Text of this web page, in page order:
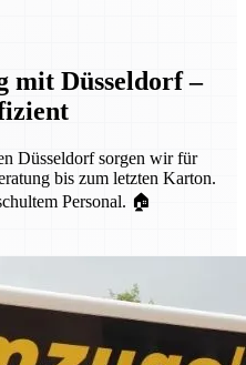
mit Düsseldorf –
Düsseldorf sorgen wir für
bis zum letzten Karton.
Personal. 🏠